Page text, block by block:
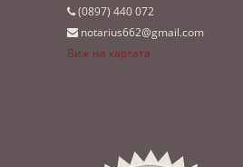
(0897)­ 440 072
notarius662@gmail.com
Виж на картата